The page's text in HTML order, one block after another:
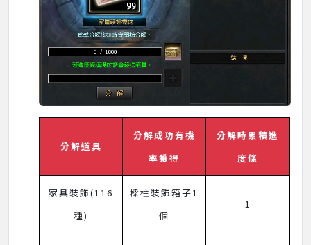
分解道具
分解成功有機
率獲得
分解時累積進
度條
家具裝飾(116
種)
樑柱裝飾箱子1
個
1